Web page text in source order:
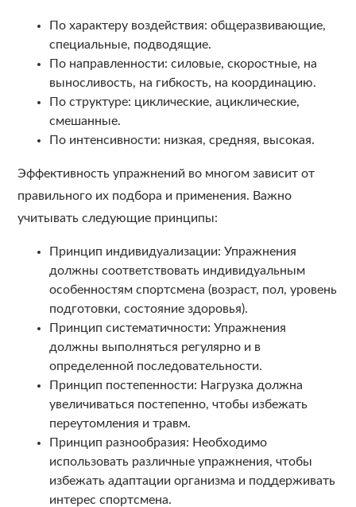
По характеру воздействия: общеразвивающие,
специальные, подводящие.
По направленности: силовые, скоростные, на
выносливость, на гибкость, на координацию.
По структуре: циклические, ациклические,
смешанные.
По интенсивности: низкая, средняя, высокая.
Эффективность упражнений во многом зависит от
правильного их подбора и применения. Важно
учитывать следующие принципы:
Принцип индивидуализации: Упражнения
должны соответствовать индивидуальным
особенностям спортсмена (возраст, пол, уровень
подготовки, состояние здоровья).
Принцип систематичности: Упражнения
должны выполняться регулярно и в
определенной последовательности.
Принцип постепенности: Нагрузка должна
увеличиваться постепенно, чтобы избежать
переутомления и травм.
Принцип разнообразия: Необходимо
использовать различные упражнения, чтобы
избежать адаптации организма и поддерживать
интерес спортсмена.